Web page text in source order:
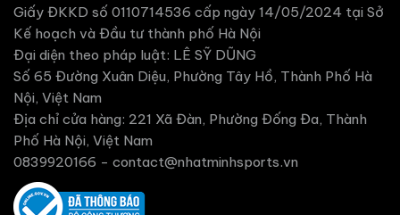
Giấy ĐKKD số 0110714536 cấp ngày 14/05/2024 tại Sở
Kế hoạch và Đầu tư thành phố Hà Nội
Đại diện theo pháp luật: LÊ SỸ DŨNG
Số 65 Đường Xuân Diệu, Phường Tây Hồ, Thành Phố Hà
Nội, Việt Nam
Địa chỉ cửa hàng: 221 Xã Đàn, Phường Đống Đa, Thành
Phố Hà Nội, Việt Nam
0839920166 - contact@nhatminhsports.vn